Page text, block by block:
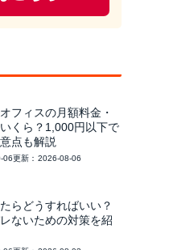
フィスの月額料金・
くら？1,000円以下で
点も解説
06 2026-08-06
らどうすればいい？
ないための対策を紹